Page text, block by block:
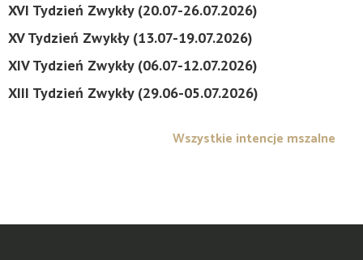
XVI Tydzień Zwykły (20.07-26.07.2026)
XV Tydzień Zwykły (13.07-19.07.2026)
XIV Tydzień Zwykły (06.07-12.07.2026)
XIII Tydzień Zwykły (29.06-05.07.2026)
Wszystkie intencje mszalne